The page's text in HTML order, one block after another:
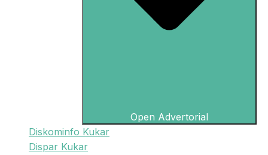
Open Advertorial
Diskominfo Kukar
Dispar Kukar